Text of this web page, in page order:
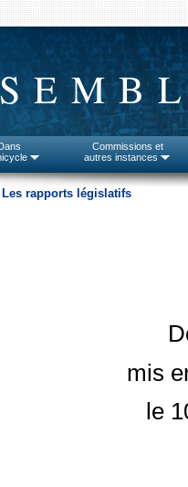
Commissions et
autres instances
Les rapports législatifs
mis
le